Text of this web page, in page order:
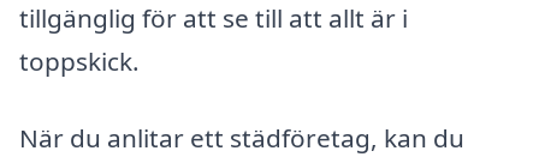
tillgänglig för att se till att allt är i
toppskick.
När du anlitar ett städföretag, kan du